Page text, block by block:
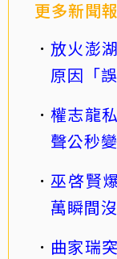
更多新聞
放火澎
原因「
權志龍
聲公秒
巫啓賢
萬瞬間
曲家瑞